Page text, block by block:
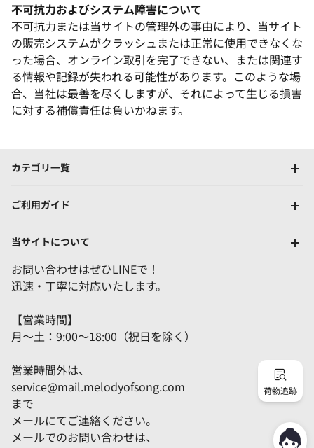
不可抗力およびシステム障害について
不可抗力または当サイトの管理外の事由により、当サイト
の販売システムがクラッシュまたは正常に使用できなくな
った場合、オンライン取引を完了できない、または関連す
る情報や記録が失われる可能性があります。このような場
合、当社は最善を尽くしますが、それによって生じる損害
に対する補償責任は負いかねます。
荷物追跡
カテゴリ一覧
ご利用ガイド
当サイトについて
お問い合わせはぜひLINEで！
迅速・丁寧に対応いたします。
【営業時間】
月～土：9:00～18:00（祝日を除く）
営業時間外は、
service@mail.melodyofsong.com
まで
メールにてご連絡ください。
メールでのお問い合わせは、